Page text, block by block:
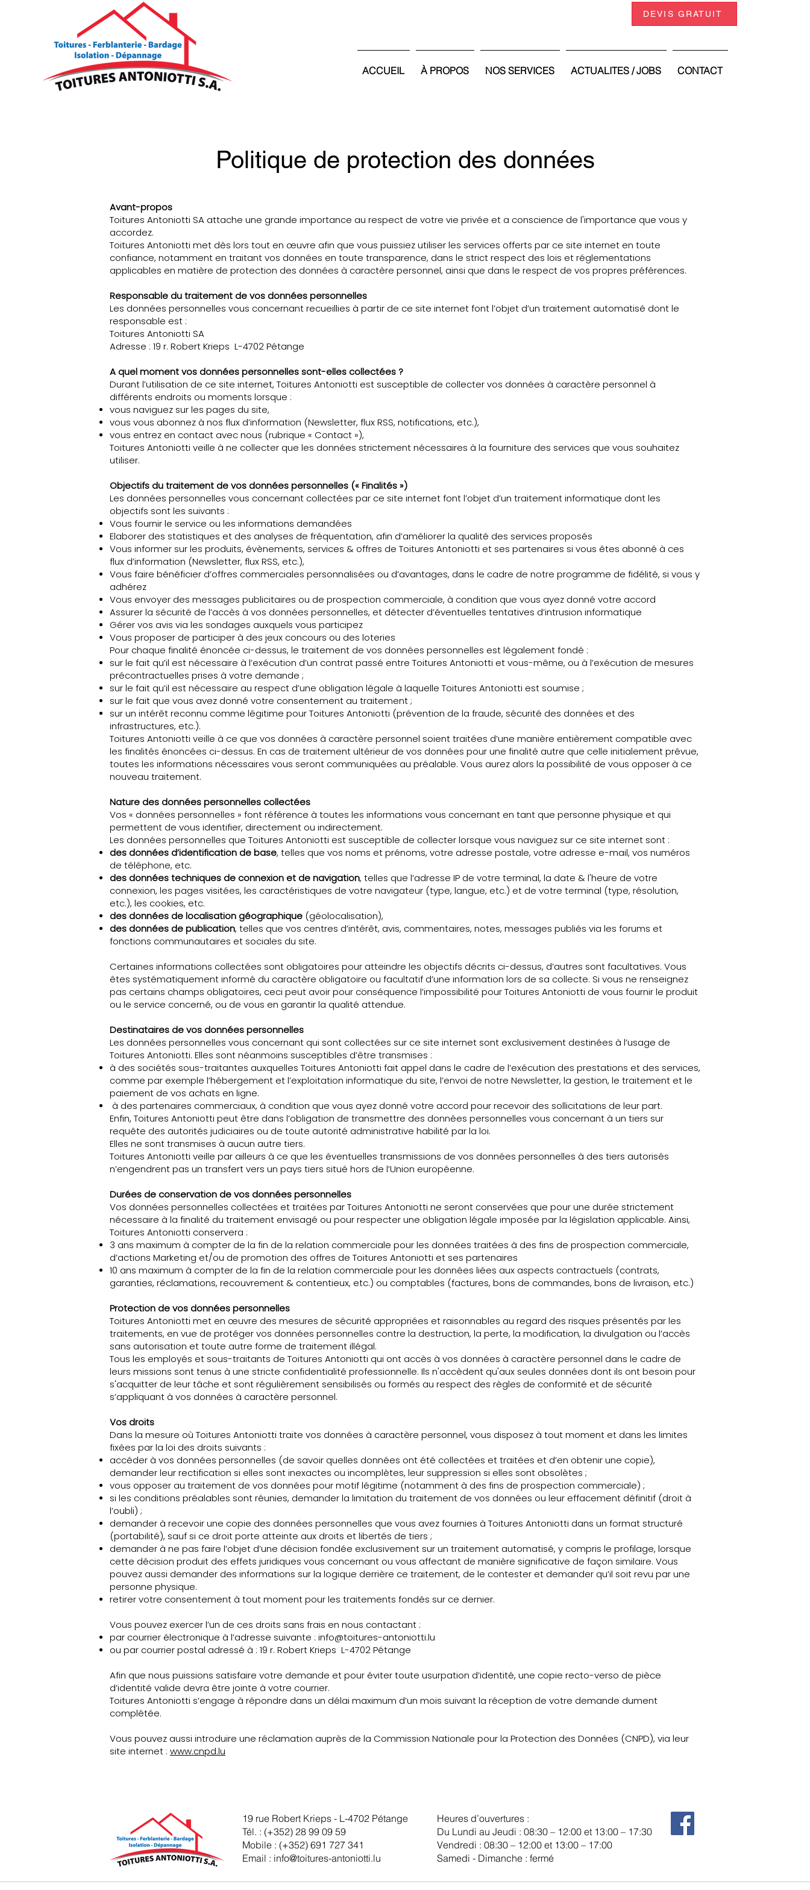
DEVIS GRATUIT
ACCUEIL À PROPOS NOS SERVICES ACTUALITES / JOBS CONTACT
Politique de protection des données
Avant-propos
Toitures Antoniotti SA attache une grande importance au respect de votre vie privée et a conscience de l'importance que vous y
accordez.
Toitures Antoniotti met dès lors tout en œuvre afin que vous puissiez utiliser les services offerts par ce site internet en toute
confiance, notamment en traitant vos données en toute transparence, dans le strict respect des lois et réglementations
applicables en matière de protection des données à caractère personnel, ainsi que dans le respect de vos propres préférences.
Responsable du traitement de vos données personnelles
Les données personnelles vous concernant recueillies à partir de ce site internet font l’objet d’un traitement automatisé dont le
responsable est :
Toitures Antoniotti SA
Adresse : 19 r. Robert Krieps L-4702 Pétange
A quel moment vos données personnelles sont-elles collectées ?
Durant l’utilisation de ce site internet, Toitures Antoniotti est susceptible de collecter vos données à caractère personnel à
différents endroits ou moments lorsque :
vous naviguez sur les pages du site,
vous vous abonnez à nos flux d’information (Newsletter, flux RSS, notifications, etc.),
vous entrez en contact avec nous (rubrique « Contact »),
Toitures Antoniotti veille à ne collecter que les données strictement nécessaires à la fourniture des services que vous souhaitez
utiliser.
Objectifs du traitement de vos données personnelles (« Finalités »)
Les données personnelles vous concernant collectées par ce site internet font l’objet d’un traitement informatique dont les
objectifs sont les suivants :
Vous fournir le service ou les informations demandées
Elaborer des statistiques et des analyses de fréquentation, afin d’améliorer la qualité des services proposés
Vous informer sur les produits, évènements, services & offres de Toitures Antoniotti et ses partenaires si vous êtes abonné à ces
flux d’information (Newsletter, flux RSS, etc.),
Vous faire bénéficier d’offres commerciales personnalisées ou d’avantages, dans le cadre de notre programme de fidélité, si vous y
adhérez
Vous envoyer des messages publicitaires ou de prospection commerciale, à condition que vous ayez donné votre accord
Assurer la sécurité de l’accès à vos données personnelles, et détecter d’éventuelles tentatives d’intrusion informatique
Gérer vos avis via les sondages auxquels vous participez
Vous proposer de participer à des jeux concours ou des loteries
Pour chaque finalité énoncée ci-dessus, le traitement de vos données personnelles est légalement fondé :
sur le fait qu’il est nécessaire à l’exécution d’un contrat passé entre Toitures Antoniotti et vous-même, ou à l’exécution de mesures
précontractuelles prises à votre demande ;
sur le fait qu’il est nécessaire au respect d’une obligation légale à laquelle Toitures Antoniotti est soumise ;
sur le fait que vous avez donné votre consentement au traitement ;
sur un intérêt reconnu comme légitime pour Toitures Antoniotti (prévention de la fraude, sécurité des données et des
infrastructures, etc.).
Toitures Antoniotti veille à ce que vos données à caractère personnel soient traitées d’une manière entièrement compatible avec
les finalités énoncées ci-dessus. En cas de traitement ultérieur de vos données pour une finalité autre que celle initialement prévue,
toutes les informations nécessaires vous seront communiquées au préalable. Vous aurez alors la possibilité de vous opposer à ce
nouveau traitement.
Nature des données personnelles collectées
Vos « données personnelles » font référence à toutes les informations vous concernant en tant que personne physique et qui
permettent de vous identifier, directement ou indirectement.
Les données personnelles que Toitures Antoniotti est susceptible de collecter lorsque vous naviguez sur ce site internet sont :
des données d’identification de base, telles que vos noms et prénoms, votre adresse postale, votre adresse e-mail, vos numéros
de téléphone, etc.
des données techniques de connexion et de navigation, telles que l’adresse IP de votre terminal, la date & l'heure de votre
connexion, les pages visitées, les caractéristiques de votre navigateur (type, langue, etc.) et de votre terminal (type, résolution,
etc.), les cookies, etc.
des données de localisation géographique (géolocalisation),
des données de publication, telles que vos centres d’intérêt, avis, commentaires, notes, messages publiés via les forums et
fonctions communautaires et sociales du site.
Certaines informations collectées sont obligatoires pour atteindre les objectifs décrits ci-dessus, d’autres sont facultatives. Vous
êtes systématiquement informé du caractère obligatoire ou facultatif d’une information lors de sa collecte. Si vous ne renseignez
pas certains champs obligatoires, ceci peut avoir pour conséquence l’impossibilité pour Toitures Antoniotti de vous fournir le produit
ou le service concerné, ou de vous en garantir la qualité attendue.
Destinataires de vos données personnelles
Les données personnelles vous concernant qui sont collectées sur ce site internet sont exclusivement destinées à l’usage de
Toitures Antoniotti. Elles sont néanmoins susceptibles d’être transmises :
à des sociétés sous-traitantes auxquelles Toitures Antoniotti fait appel dans le cadre de l’exécution des prestations et des services,
comme par exemple l’hébergement et l’exploitation informatique du site, l’envoi de notre Newsletter, la gestion, le traitement et le
paiement de vos achats en ligne.
à des partenaires commerciaux, à condition que vous ayez donné votre accord pour recevoir des sollicitations de leur part.
Enfin, Toitures Antoniotti peut être dans l’obligation de transmettre des données personnelles vous concernant à un tiers sur
requête des autorités judiciaires ou de toute autorité administrative habilité par la loi.
Elles ne sont transmises à aucun autre tiers.
Toitures Antoniotti veille par ailleurs à ce que les éventuelles transmissions de vos données personnelles à des tiers autorisés
n’engendrent pas un transfert vers un pays tiers situé hors de l’Union européenne.
Durées de conservation de vos données personnelles
Vos données personnelles collectées et traitées par Toitures Antoniotti ne seront conservées que pour une durée strictement
nécessaire à la finalité du traitement envisagé ou pour respecter une obligation légale imposée par la législation applicable. Ainsi,
Toitures Antoniotti conservera :
3 ans maximum à compter de la fin de la relation commerciale pour les données traitées à des fins de prospection commerciale,
d’actions Marketing et/ou de promotion des offres de Toitures Antoniotti et ses partenaires
10 ans maximum à compter de la fin de la relation commerciale pour les données liées aux aspects contractuels (contrats,
garanties, réclamations, recouvrement & contentieux, etc.) ou comptables (factures, bons de commandes, bons de livraison, etc.)
Protection de vos données personnelles
Toitures Antoniotti met en œuvre des mesures de sécurité appropriées et raisonnables au regard des risques présentés par les
traitements, en vue de protéger vos données personnelles contre la destruction, la perte, la modification, la divulgation ou l’accès
sans autorisation et toute autre forme de traitement illégal.
Tous les employés et sous-traitants de Toitures Antoniotti qui ont accès à vos données à caractère personnel dans le cadre de
leurs missions sont tenus à une stricte confidentialité professionnelle. Ils n'accèdent qu'aux seules données dont ils ont besoin pour
s'acquitter de leur tâche et sont régulièrement sensibilisés ou formés au respect des règles de conformité et de sécurité
s’appliquant à vos données à caractère personnel.
Vos droits
Dans la mesure où Toitures Antoniotti traite vos données à caractère personnel, vous disposez à tout moment et dans les limites
fixées par la loi des droits suivants :
accéder à vos données personnelles (de savoir quelles données ont été collectées et traitées et d’en obtenir une copie),
demander leur rectification si elles sont inexactes ou incomplètes, leur suppression si elles sont obsolètes ;
vous opposer au traitement de vos données pour motif légitime (notamment à des fins de prospection commerciale) ;
si les conditions préalables sont réunies, demander la limitation du traitement de vos données ou leur effacement définitif (droit à
l’oubli) ;
demander à recevoir une copie des données personnelles que vous avez fournies à Toitures Antoniotti dans un format structuré
(portabilité), sauf si ce droit porte atteinte aux droits et libertés de tiers ;
demander à ne pas faire l’objet d’une décision fondée exclusivement sur un traitement automatisé, y compris le profilage, lorsque
cette décision produit des effets juridiques vous concernant ou vous affectant de manière significative de façon similaire. Vous
pouvez aussi demander des informations sur la logique derrière ce traitement, de le contester et demander qu’il soit revu par une
personne physique.
retirer votre consentement à tout moment pour les traitements fondés sur ce dernier.
Vous pouvez exercer l’un de ces droits sans frais en nous contactant :
par courrier électronique à l’adresse suivante : info@toitures-antoniotti.lu
ou par courrier postal adressé à : 19 r. Robert Krieps L-4702 Pétange
Afin que nous puissions satisfaire votre demande et pour éviter toute usurpation d’identité, une copie recto-verso de pièce
d’identité valide devra être jointe à votre courrier.
Toitures Antoniotti s’engage à répondre dans un délai maximum d’un mois suivant la réception de votre demande dument
complétée.
Vous pouvez aussi introduire une réclamation auprès de la Commission Nationale pour la Protection des Données (CNPD), via leur
site internet : www.cnpd.lu
19 rue Robert Krieps - L-4702 Pétange
Tél. : (+352) 28 99 09 59
Mobile : (+352) 691 727 341
Email : info@toitures-antoniotti.lu
Heures d’ouvertures :
Du Lundi au Jeudi : 08:30 – 12:00 et 13:00 – 17:30
Vendredi : 08:30 – 12:00 et 13:00 – 17:00
Samedi - Dimanche : fermé